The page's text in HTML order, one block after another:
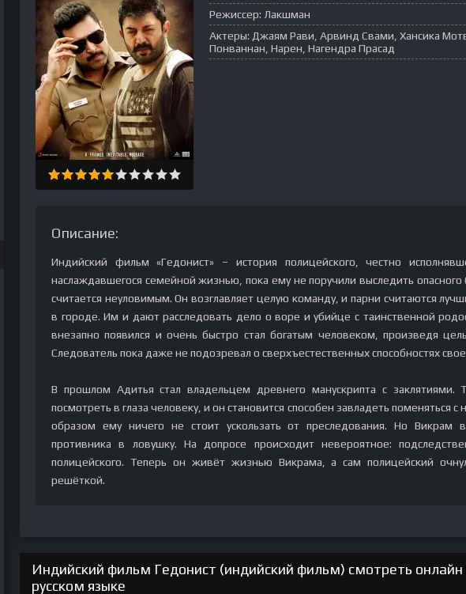
Режиссер: Лакшман
Актеры: Джаям Рави, Арвинд Свами, Хансика
Понваннан, Нарен, Нагендра Прасад
Описание:
Индийский фильм «Гедонист» – история полицейского, честно
наслаждавшегося семейной жизнью, пока ему не поручили выследить опасного
считается неуловимым. Он возглавляет целую команду, и парни считаются
в городе. Им и дают расследовать дело о воре и убийце с таинственной
внезапно появился и очень быстро стал богатым человеком, произведя
Следователь пока даже не подозревал о сверхъестественных способностях
В прошлом Адитья стал владельцем древнего манускрипта с заклятиями.
посмотреть в глаза человеку, и он становится способен завладеть поменяться
образом ему ничего не стоит ускользать от преследования. Но Викрам
противника в ловушку. На допросе происходит невероятное:
полицейского. Теперь он живёт жизнью Викрама, а сам полицейский
решёткой.
Индийский фильм Гедонист (индийский фильм) смотреть онлайн
русском языке